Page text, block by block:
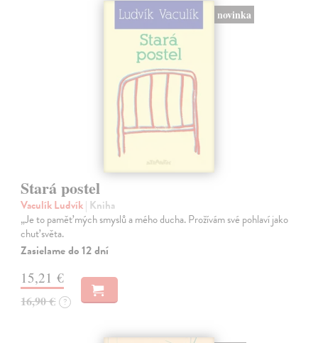
novinka
Stará postel
Vaculík Ludvík| Kniha
„Je to paměť mých smyslů a mého ducha. Prožívám své pohlaví jako
chuť světa.
Zasielame do 12 dní
15,21 €
16,90 € ?